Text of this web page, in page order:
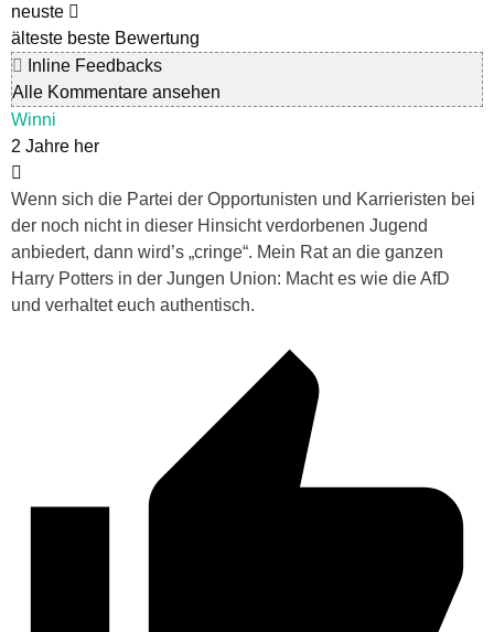
neuste
älteste beste Bewertung
Inline Feedbacks
Alle Kommentare ansehen
Winni
2 Jahre her
Wenn sich die Partei der Opportunisten und Karrieristen bei
der noch nicht in dieser Hinsicht verdorbenen Jugend
anbiedert, dann wird’s „cringe“. Mein Rat an die ganzen
Harry Potters in der Jungen Union: Macht es wie die AfD
und verhaltet euch authentisch.